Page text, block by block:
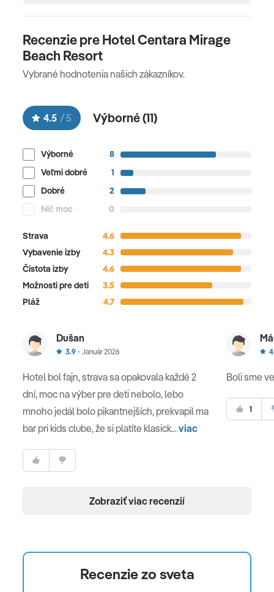
Recenzie pre Hotel Centara Mirage
Beach Resort
Vybrané hodnotenia našich zákazníkov.
4.5 /5 Výborné (11)
Výborné
8
Veľmi dobré
1
Dobré
2
Nič moc
0
Strava
4.6
Vybavenie izby
4.3
Čistota izby
4.6
Možnosti pre deti
3.5
Pláž
4.7
Dušan
3.9 Január 2026
Hotel bol fajn, strava sa opakovala každé 2
dní, moc na výber pre deti nebolo, lebo
mnoho jedál bolo pikantnejších, prekvapil ma
bar pri kids clube, že si platíte klasick...viac
Boli sme
1
Zobraziť viac recenzií
Recenzie zo sveta